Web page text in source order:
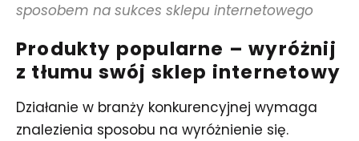
sposobem na sukces sklepu internetowego
Produkty popularne – wyróżnij
z tłumu swój sklep internetowy
Działanie w branży konkurencyjnej wymaga
znalezienia sposobu na wyróżnienie się.